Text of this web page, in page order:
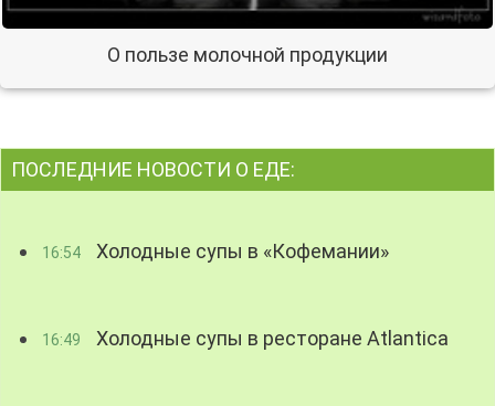
О пользе молочной продукции
ПОСЛЕДНИЕ НОВОСТИ О ЕДЕ:
16:54 Холодные супы в «Кофемании»
16:49 Холодные супы в ресторане Atlantica